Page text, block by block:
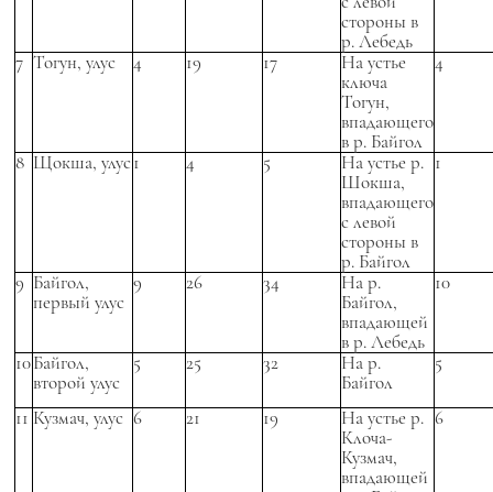
стороны в
р. Лебедь
7 Тогун, улус 4 19 17
На устье
ключа
Тогун,
впадающего
в р. Байгол
4
8 Щокша, улус1 4 5
На устье р.
Шокша,
впадающего
с левой
стороны в
р. Байгол
1
9 Байгол,
первый улус
9 26 34
На р.
Байгол,
впадающей
в р. Лебедь
10
10Байгол,
второй улус
5 25 32
На р.
Байгол
5
11 Кузмач, улус 6 21 19
На устье р.
Клоча-
Кузмач,
впадающей
6